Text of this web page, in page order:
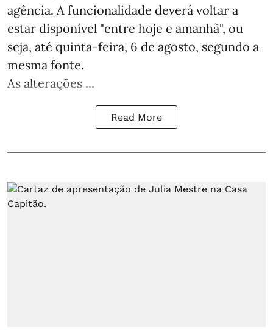
agência. A funcionalidade deverá voltar a
estar disponível "entre hoje e amanhã", ou
seja, até quinta-feira, 6 de agosto, segundo a
mesma fonte.
As alterações ...
Read More